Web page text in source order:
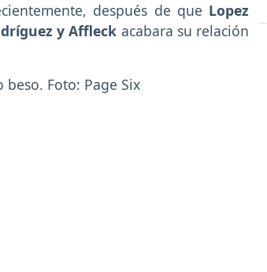
después de que Lopez
y Affleck acabara su relación